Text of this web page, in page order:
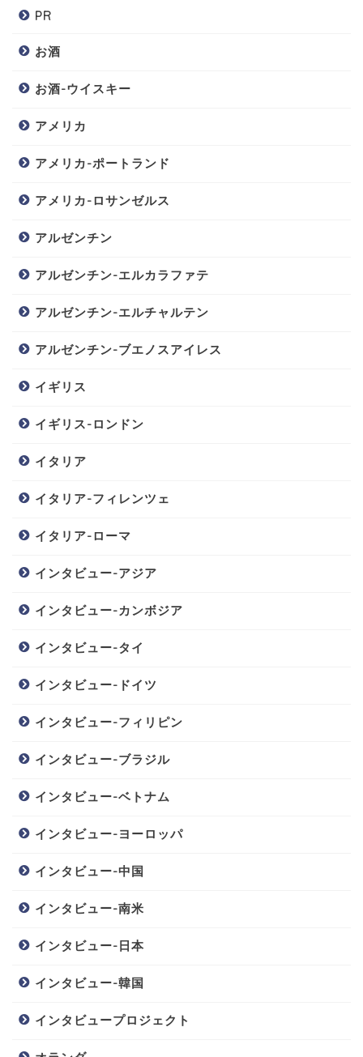
PR
お酒
お酒-ウイスキー
アメリカ
アメリカ-ポートランド
アメリカ-ロサンゼルス
アルゼンチン
アルゼンチン-エルカラファテ
アルゼンチン-エルチャルテン
アルゼンチン-ブエノスアイレス
イギリス
イギリス-ロンドン
イタリア
イタリア-フィレンツェ
イタリア-ローマ
インタビュー-アジア
インタビュー-カンボジア
インタビュー-タイ
インタビュー-ドイツ
インタビュー-フィリピン
インタビュー-ブラジル
インタビュー-ベトナム
インタビュー-ヨーロッパ
インタビュー-中国
インタビュー-南米
インタビュー-日本
インタビュー-韓国
インタビュープロジェクト